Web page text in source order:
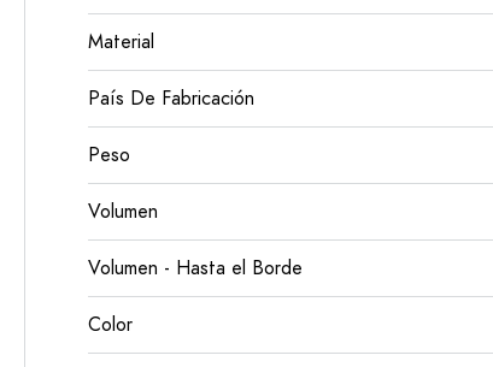
Material
País De Fabricación
Peso
Volumen
Volumen - Hasta el Borde
Color